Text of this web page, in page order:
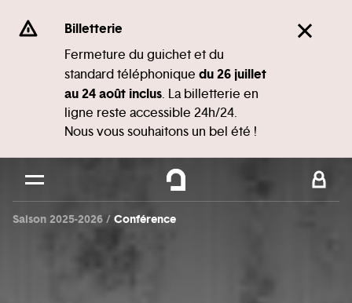
Se rendre au
Contenu principal
Pied de page
Billetterie
Fermeture du guichet et du
standard téléphonique du 26 juillet
au 24 août inclus. La billetterie en
ligne reste accessible 24h/24.
Nous vous souhaitons un bel été !
Saison 2025-2026 Conférence